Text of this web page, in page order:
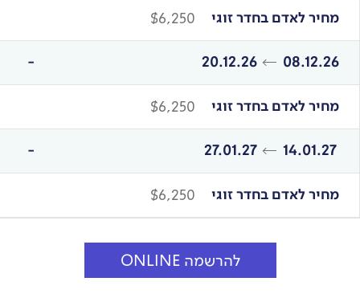
מחיר לאדם בחדר זוגי $6,250
08.12.26
20.12.26
מחיר לאדם בחדר זוגי $6,250
14.01.27
27.01.27
מחיר לאדם בחדר זוגי $6,250
להרשמה ONLINE